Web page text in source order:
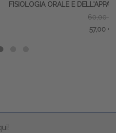
STOMATOGNATICO